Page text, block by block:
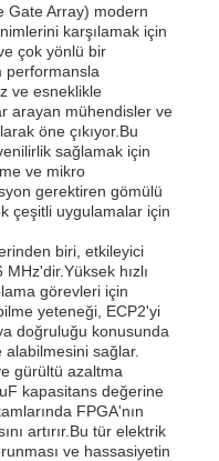
Gate Array) modern
karşılamak için
çok yönlü bir
performansla
ve esneklikle
arayan mühendisler ve
öne çıkıyor.Bu
sağlamak için
ve mikro
gerektiren gömülü
çeşitli uygulamalar için
biri, etkileyici
hızlı
görevleri için
yeteneği, ECP2'yi
doğruluğu konusunda
sağlar.
gürültü azaltma
kapasitans değerine
FPGA'nın
artırır.Bu tür elektrik
ve hassasiyetin